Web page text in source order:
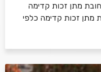
מתן זכות קדימה
מתן זכות קדימה כלפי